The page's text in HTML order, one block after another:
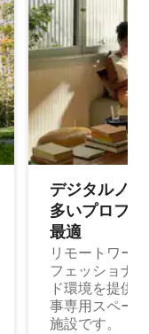
デジタルノ
多⁠いプ⁠ロ⁠フ⁠
最⁠適
リモートワー
フェッショナ
ド環境を提供
事専用スペー
施設です。